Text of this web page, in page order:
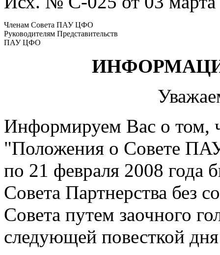
Членам Совета ПАУ ЦФО
Руководителям Представительств
ПАУ ЦФО
Информируем Вас о том,
"Положения о Совете
по 21 февраля 2008 года
Совета Партнерства без
Совета путем заочного
следующей повесткой